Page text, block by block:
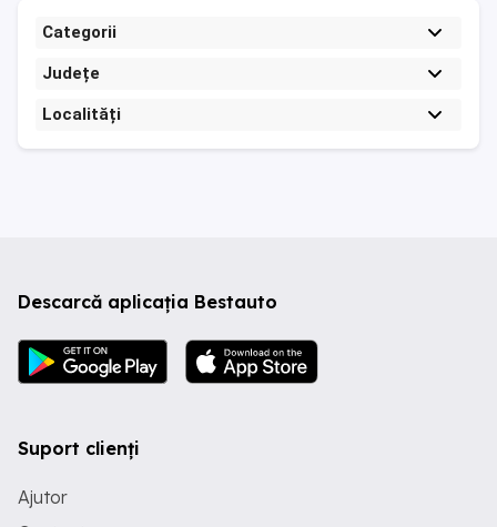
Categorii
Județe
Localități
Descarcă aplicația Bestauto
Suport clienți
Ajutor